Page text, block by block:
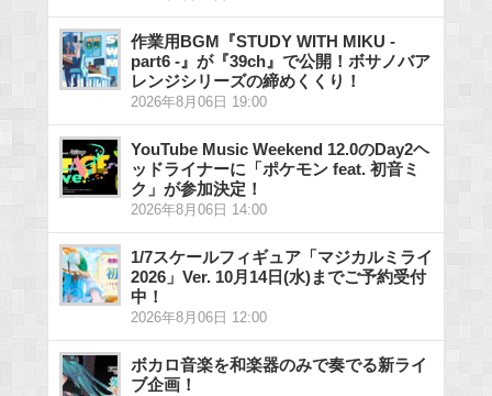
作業用BGM『STUDY WITH MIKU -
part6 -』が『39ch』で公開！ボサノバア
レンジシリーズの締めくくり！
2026年8月06日 19:00
YouTube Music Weekend 12.0のDay2ヘ
ッドライナーに「ポケモン feat. 初音ミ
ク」が参加決定！
2026年8月06日 14:00
1/7スケールフィギュア「マジカルミライ
2026」Ver. 10月14日(水)までご予約受付
中！
2026年8月06日 12:00
ボカロ音楽を和楽器のみで奏でる新ライ
ブ企画！